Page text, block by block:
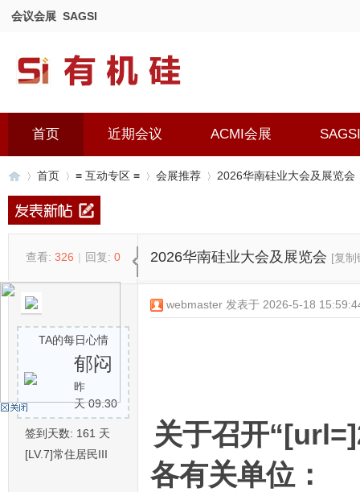
会议会展 SAGSI
首页 近期会议 ACMI会展 SAGSI
机
首页 ≡ 互动专区 ≡ 会展推荐 2026华南硅业大会及展览会
查看: 326 | 回复: 0 2026华南硅业大会及展览会 [复制
TA的每日心情
郁闷
昨
天 09:30
签到天数: 161 天
[LV.7]常住居民III
webmaster 发表于 2026-5-18
关于召开
各有关单位：